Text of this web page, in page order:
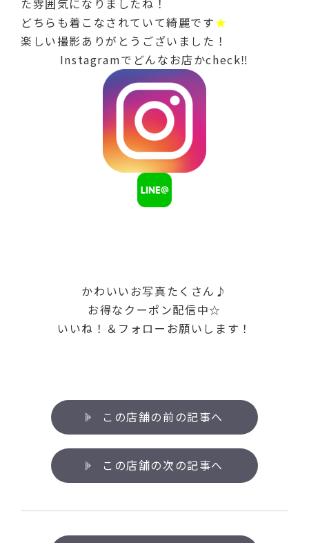
どちらも着こなされていて綺麗です★
楽しい撮影ありがとうございました！
Instagramでどんなお店かcheck‼
かわいいお写真たくさん♪
お得なクーポン配信中☆
いいね！＆フォローお願いします！
この店舗の前の記事へ
この店舗の次の記事へ